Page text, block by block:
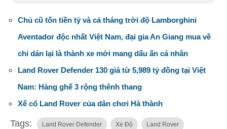
Chủ cũ tốn tiền tỷ và cả tháng trời độ Lamborghini
Aventador độc nhất Việt Nam, đại gia An Giang mua về
chỉ dán lại là thành xe mới mang dấu ấn cá nhân
Land Rover Defender 130 giá từ 5,989 tỷ đồng tại Việt
Nam: Hàng ghế 3 rộng thênh thang
Xế cổ Land Rover của dân chơi Hà thành
Tags: Land Rover Defender Xe Độ Land Rover